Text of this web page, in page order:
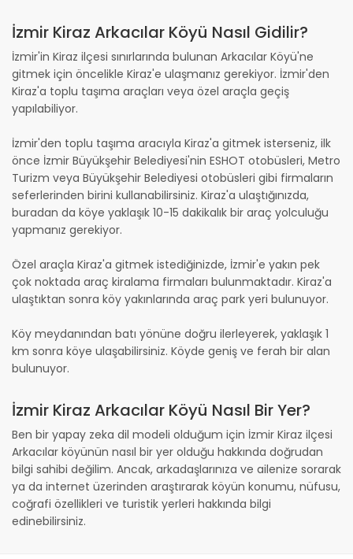
İzmir Kiraz Arkacılar Köyü Nasıl Gidilir?
İzmir'in Kiraz ilçesi sınırlarında bulunan Arkacılar Köyü'ne
gitmek için öncelikle Kiraz'e ulaşmanız gerekiyor. İzmir'den
Kiraz'a toplu taşıma araçları veya özel araçla geçiş
yapılabiliyor.
İzmir'den toplu taşıma aracıyla Kiraz'a gitmek isterseniz, ilk
önce İzmir Büyükşehir Belediyesi'nin ESHOT otobüsleri, Metro
Turizm veya Büyükşehir Belediyesi otobüsleri gibi firmaların
seferlerinden birini kullanabilirsiniz. Kiraz'a ulaştığınızda,
buradan da köye yaklaşık 10-15 dakikalık bir araç yolculuğu
yapmanız gerekiyor.
Özel araçla Kiraz'a gitmek istediğinizde, İzmir'e yakın pek
çok noktada araç kiralama firmaları bulunmaktadır. Kiraz'a
ulaştıktan sonra köy yakınlarında araç park yeri bulunuyor.
Köy meydanından batı yönüne doğru ilerleyerek, yaklaşık 1
km sonra köye ulaşabilirsiniz. Köyde geniş ve ferah bir alan
bulunuyor.
İzmir Kiraz Arkacılar Köyü Nasıl Bir Yer?
Ben bir yapay zeka dil modeli olduğum için İzmir Kiraz ilçesi
Arkacılar köyünün nasıl bir yer olduğu hakkında doğrudan
bilgi sahibi değilim. Ancak, arkadaşlarınıza ve ailenize sorarak
ya da internet üzerinden araştırarak köyün konumu, nüfusu,
coğrafi özellikleri ve turistik yerleri hakkında bilgi
edinebilirsiniz.